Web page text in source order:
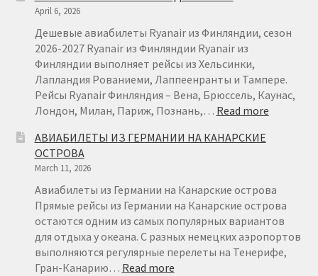
April 6, 2026
Дешевые авиабилеты Ryanair из Финляндии, сезон
2026-2027 Ryanair из Финляндии Ryanair из
Финляндии выполняет рейсы из Хельсинки,
Лапландия Рованиеми, Лаппеенранты и Тампере.
Рейсы Ryanair Финляндия – Вена, Брюссель, Каунас,
Лондон, Милан, Париж, Познань,… Read more:
€22
АВИАБИЛЕТЫ ИЗ ГЕРМАНИИ НА КАНАРСКИЕ
ОСТРОВА
March 11, 2026
Авиабилеты из Германии на Канарские острова
Прямые рейсы из Германии на Канарские острова
остаются одним из самых популярных вариантов
для отдыха у океана. С разных немецких аэропортов
выполняются регулярные перелеты на Тенерифе,
Гран-Канарию… Read more: